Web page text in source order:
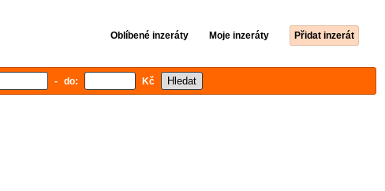
Oblíbené inzeráty Moje inzeráty Přidat inzerát
- do: Kč